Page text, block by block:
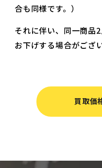
合も同様です。）
それに伴い、同一商品
お下げする場合がござい
買取価